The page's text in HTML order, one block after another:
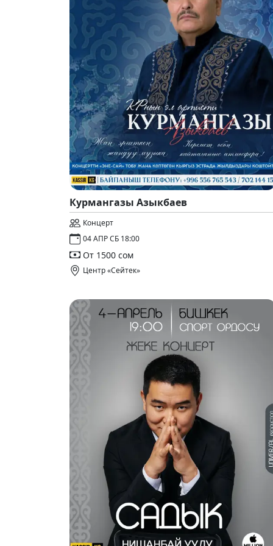
Курмангазы Азыкбаев
Концерт
04 АПР СБ 18:00
От 1500 сом
Центр «Сейтек»